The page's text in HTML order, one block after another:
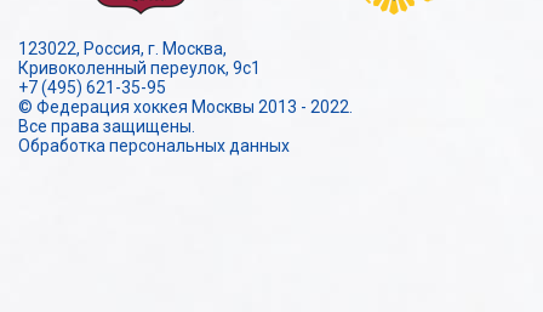
123022, Россия, г. Москва,
Кривоколенный переулок, 9с1
+7 (495) 621-35-95
© Федерация хоккея Москвы 2013 - 2022.
Все права защищены.
Обработка персональных данных